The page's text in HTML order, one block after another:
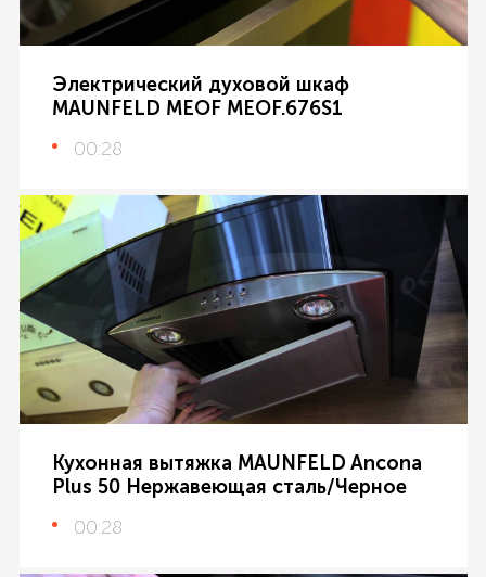
Электрический духовой шкаф
MAUNFELD MEOF MEOF.676S1
00:28
Кухонная вытяжка MAUNFELD Ancona
Plus 50 Нержавеющая сталь/Черное
00:28